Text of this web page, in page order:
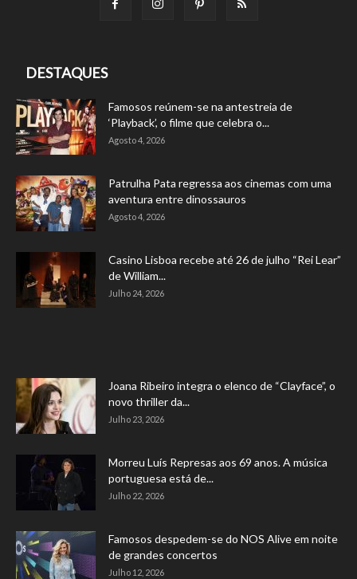
DESTAQUES
Famosos reúnem-se na antestreia de
‘Playback’, o filme que celebra o...
Agosto 4, 2026
Patrulha Pata regressa aos cinemas com uma
aventura entre dinossauros
Agosto 4, 2026
Casino Lisboa recebe até 26 de julho “Rei Lear”
de William...
Julho 24, 2026
Joana Ribeiro integra o elenco de “Clayface”, o
novo thriller da...
Julho 23, 2026
Morreu Luís Represas aos 69 anos. A música
portuguesa está de...
Julho 22, 2026
Famosos despedem-se do NOS Alive em noite
de grandes concertos
Julho 12, 2026